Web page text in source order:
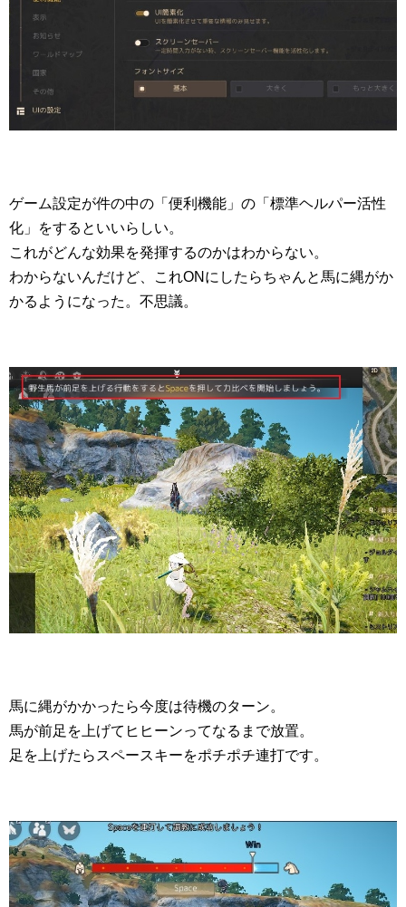
ゲーム設定が件の中の「便利機能」の「標準ヘルパー活性
化」をするといいらしい。
これがどんな効果を発揮するのかはわからない。
わからないんだけど、これONにしたらちゃんと馬に縄がか
かるようになった。不思議。
馬に縄がかかったら今度は待機のターン。
馬が前足を上げてヒヒーンってなるまで放置。
足を上げたらスペースキーをポチポチ連打です。